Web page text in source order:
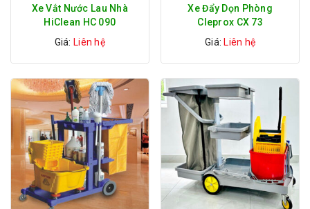
Xe Vắt Nước Lau Nhà
HiClean HC 090
Giá: Liên hệ
Xe Đẩy Dọn Phòng
Cleprox CX 73
Giá: Liên hệ